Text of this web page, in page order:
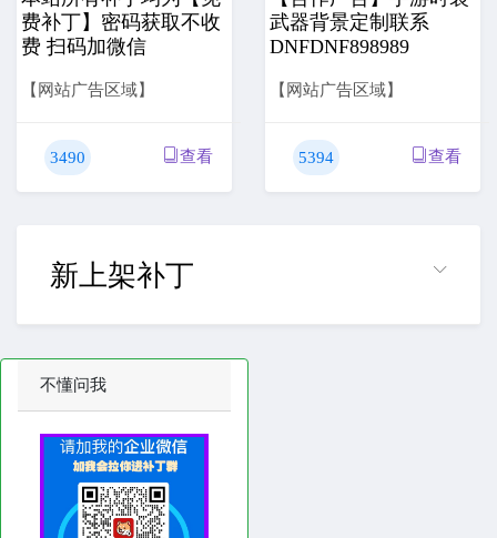
费补丁】密码获取不收
费 扫码加微信
【网站广告区域】
3490 查看
武器背景定制联系
DNFDNF898989
【网站广告区域】
5394 查看
新上架补丁
不懂问我